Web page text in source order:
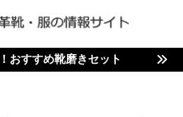
おすすめ靴磨きセット